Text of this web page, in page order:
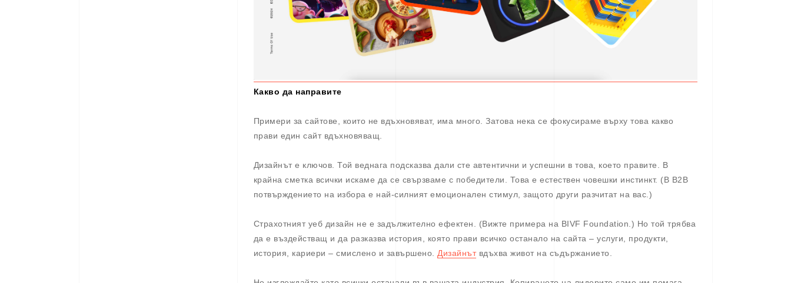
Какво да направите
Примери за сайтове, които не вдъхновяват, има много. Затова нека се фокусираме върху това какво
прави един сайт вдъхновяващ.
Дизайнът е ключов. Той веднага подсказва дали сте автентични и успешни в това, което правите. В
крайна сметка всички искаме да се свързваме с победители. Това е естествен човешки инстинкт. (В B2B
потвърждението на избора е най-силният емоционален стимул, защото други разчитат на вас.)
Страхотният уеб дизайн не е задължително ефектен. (Вижте примера на BIVF Foundation.) Но той трябва
да е въздействащ и да разказва история, която прави всичко останало на сайта – услуги, продукти,
история, кариери – смислено и завършено.Дизайнътвдъхва живот на съдържанието.